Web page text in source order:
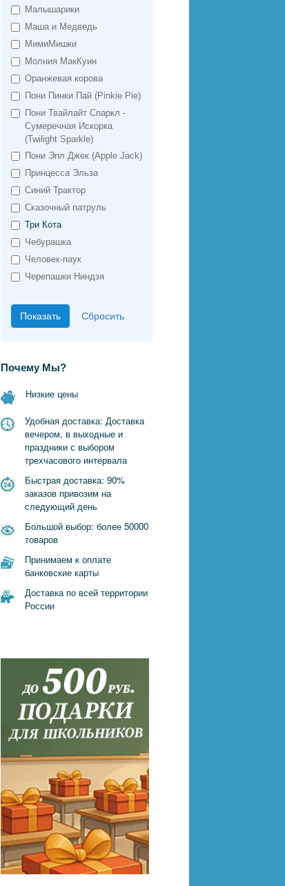
Малышарики
Маша и Медведь
МимиМишки
Молния МакКуин
Оранжевая корова
Пони Пинки Пай (Pinkie Pie)
Пони Твайлайт Спаркл -
Сумеречная Искорка
(Twilight Sparkle)
Пони Эпл Джек (Apple Jack)
Принцесса Эльза
Синий Трактор
Сказочный патруль
Три Кота
Чебурашка
Человек-паук
Черепашки Ниндзя
Почему Мы?
Низкие цены
Удобная доставка: Доставка
вечером, в выходные и
праздники с выбором
трехчасового интервала
Быстрая доставка: 90%
заказов привозим на
следующий день
Большой выбор: более 50000
товаров
Принимаем к оплате
банковские карты
Доставка по всей территории
России